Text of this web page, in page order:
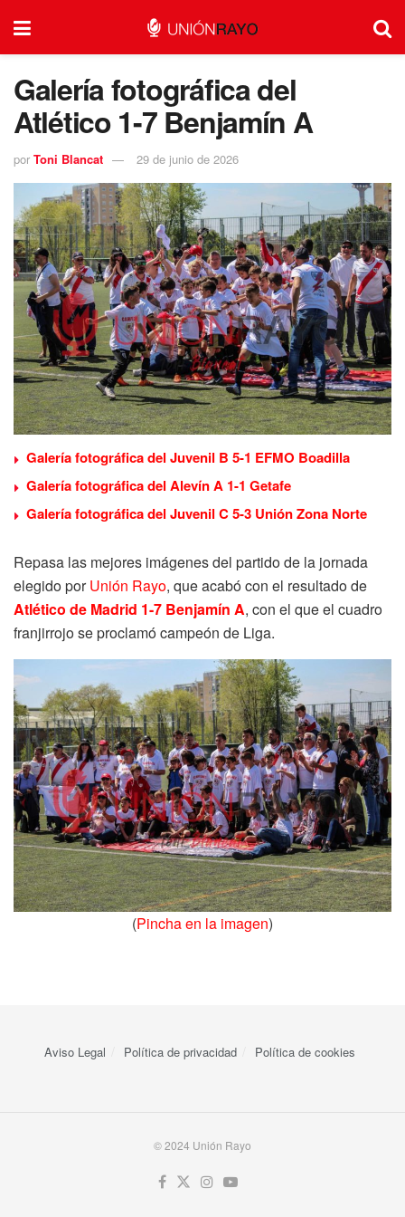
Galería fotográfica del
Atlético 1-7 Benjamín A
por Toni Blancat 29 de junio de 2026
Galería fotográfica del Juvenil B 5-1 EFMO Boadilla
Galería fotográfica del Alevín A 1-1 Getafe
Galería fotográfica del Juvenil C 5-3 Unión Zona Norte
Repasa las mejores imágenes del partido de la jornada
elegido porUnión Rayo, que acabó con el resultado de
Atlético de Madrid 1-7 Benjamín A, con el que el cuadro
franjirrojo se proclamó campeón de Liga.
(Pincha en la imagen)
Aviso Legal Política de privacidad Política de cookies
© 2024 Unión Rayo